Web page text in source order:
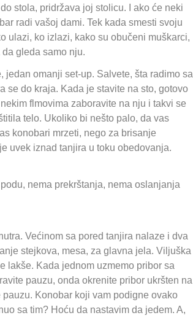
stola, pridržava joj stolicu. I ako će neki
radi vašoj dami. Tek kada smesti svoju
ulazi, ko izlazi, kako su obučeni muškarci,
gleda samo nju.
jedan omanji set-up. Salvete, šta radimo sa
se do kraja. Kada je stavite na sto, gotovo
flmovima zaboravite na nju i takvi se
telo. Ukoliko bi nešto palo, da vas
konobari mrzeti, nego za brisanje
uvek iznad tanjira u toku obedovanja.
nema prekrštanja, nema oslanjanja
Većinom sa pored tanjira nalaze i dva
stejkova, mesa, za glavna jela. Viljuška
lakše. Kada jednom uzmemo pribor sa
pauzu, onda okrenite pribor ukršten na
Konobar koji vam podigne ovako
sa tim? Hoću da nastavim da jedem. A,